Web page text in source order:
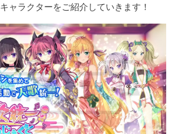
ャラクターをご紹介していきます！